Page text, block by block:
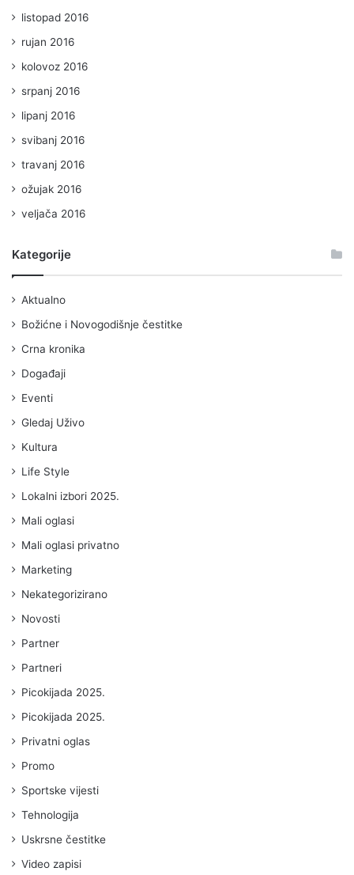
listopad 2016
rujan 2016
kolovoz 2016
srpanj 2016
lipanj 2016
svibanj 2016
travanj 2016
ožujak 2016
veljača 2016
Kategorije
Aktualno
Božićne i Novogodišnje čestitke
Crna kronika
Događaji
Eventi
Gledaj Uživo
Kultura
Life Style
Lokalni izbori 2025.
Mali oglasi
Mali oglasi privatno
Marketing
Nekategorizirano
Novosti
Partner
Partneri
Picokijada 2025.
Picokijada 2025.
Privatni oglas
Promo
Sportske vijesti
Tehnologija
Uskrsne čestitke
Video zapisi